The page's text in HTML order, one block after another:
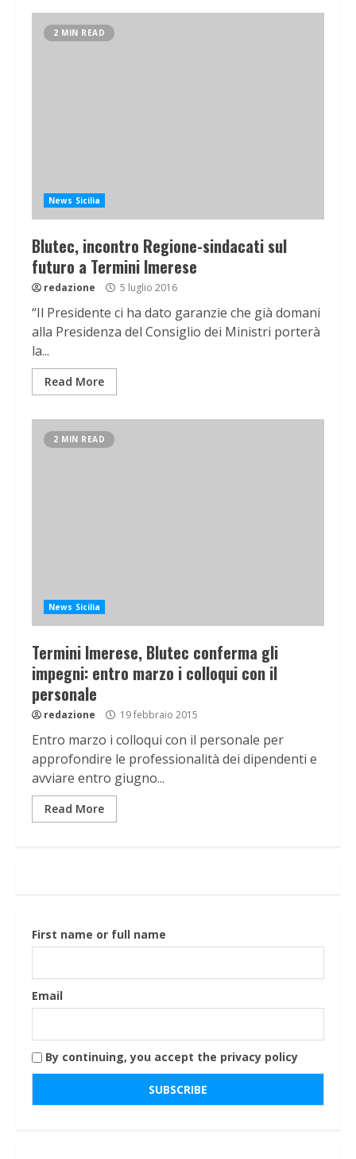
2 MIN READ
News Sicilia
Blutec, incontro Regione-sindacati sul
futuro a Termini Imerese
redazione 5 luglio 2016
“Il Presidente ci ha dato garanzie che già domani
alla Presidenza del Consiglio dei Ministri porterà
la...
Read More
2 MIN READ
News Sicilia
Termini Imerese, Blutec conferma gli
impegni: entro marzo i colloqui con il
personale
redazione 19 febbraio 2015
Entro marzo i colloqui con il personale per
approfondire le professionalità dei dipendenti e
avviare entro giugno...
Read More
First name or full name
Email
By continuing, you accept the privacy policy